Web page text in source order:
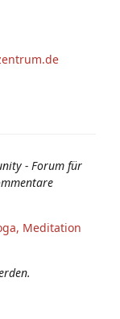
- Forum für
Meditation